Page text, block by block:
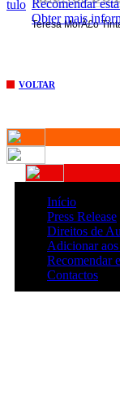
Teresa MorÃ£o
Recomendar
Obter mais
VOLTAR
Início
Press Release
Direitos de
Adicionar
Recomendar
Contactos